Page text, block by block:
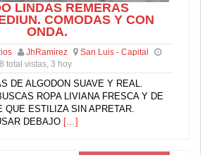
LINDAS REMERAS
COMODAS Y CON
ONDA.
JhRamirez
San Luis - Capital
total vistas, 3 hoy
DE ALGODON SUAVE Y REAL.
ROPA LIVIANA FRESCA Y DE
QUE ESTILIZA SIN APRETAR.
DEBAJO […]